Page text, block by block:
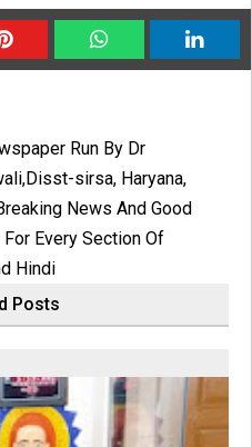
Run By Dr
sirsa, Haryana,
News And Good
Every Section Of
Hindi
Posts